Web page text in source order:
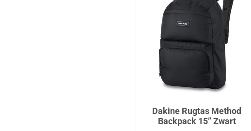
Dakine Rugtas Method
Backpack 15” Zwart